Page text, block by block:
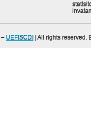
– UEFISCDI | All rights